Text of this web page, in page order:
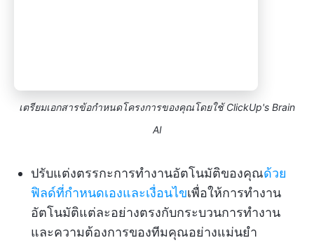
เตรียมเอกสารข้อกำหนดโครงการของคุณโดยใช้ ClickUp's Brain
AI
ปรับแต่งตรรกะการทำงานอัตโนมัติของคุณด้วย
ฟิลด์ที่กำหนดเองและเงื่อนไขเพื่อให้การทำงาน
อัตโนมัติแต่ละอย่างตรงกับกระบวนการทำงาน
และความต้องการของทีมคุณอย่างแม่นยำ